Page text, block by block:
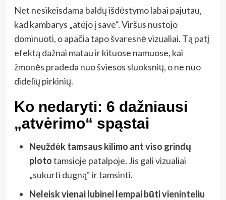
Net nesikeisdama baldų išdėstymo labai pajutau,
kad kambarys „atėjo į save“. Viršus nustojo
dominuoti, o apačia tapo švaresnė vizualiai. Tą patį
efektą dažnai matau ir kituose namuose, kai
žmonės pradeda nuo šviesos sluoksnių, o ne nuo
didelių pirkinių.
Ko nedaryti: 6 dažniausi
„atvėrimo“ spąstai
Neuždėk tamsaus kilimo ant viso grindų
plototamsioje patalpoje. Jis gali vizualiai
„sukurti dugną“ ir tamsinti.
Neleisk vienai lubinei lempai būti vieninteliu